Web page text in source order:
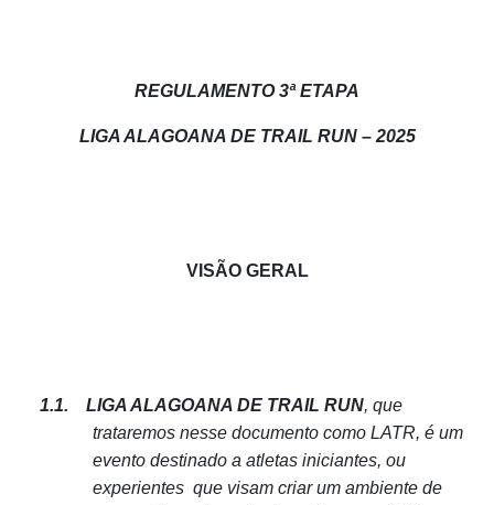
REGULAMENTO 3ª ETAPA
LIGA ALAGOANA DE TRAIL RUN – 2025
VISÃO GERAL
1.1. LIGA ALAGOANA DE TRAIL RUN, que
trataremos nesse documento como LATR, é um
evento destinado a atletas iniciantes, ou
experientes que visam criar um ambiente de